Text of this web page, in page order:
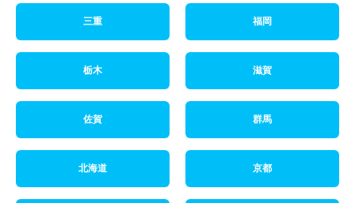
三重 福岡
栃木 滋賀
佐賀 群馬
北海道 京都